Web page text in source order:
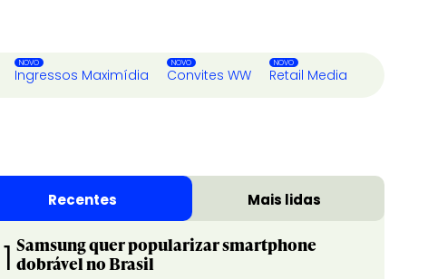
Ingressos Maximídia Convites WW Retail Media
Recentes Mais lidas
1 Samsung quer popularizar smartphone
dobrável no Brasil